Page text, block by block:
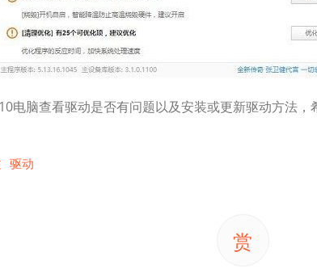
电脑查看驱动是否有问题以及安装或更新驱动方法，
驱动
赏